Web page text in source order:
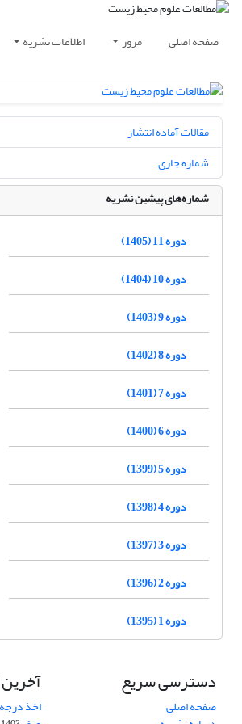
صفحه اصلی مرور اطلاعات نشریه
مقالات آماده انتشار
شماره جاری
شماره‌های پیشین نشریه
دوره 11 (1405)
دوره 10 (1404)
دوره 9 (1403)
دوره 8 (1402)
دوره 7 (1401)
دوره 6 (1400)
دوره 5 (1399)
دوره 4 (1398)
دوره 3 (1397)
دوره 2 (1396)
دوره 1 (1395)
دسترسی سریع
صفحه اصلی
آخرین
اخذ